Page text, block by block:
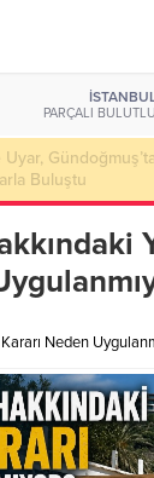
PARÇALI BULUTLU
Neden